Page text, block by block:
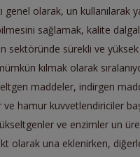
genel olarak, un kullanılarak
sağlamak, kalite
sektöründe sürekli ve
kılmak olarak
maddeler, indirgen
hamur kuvvetlendiriciler
ve enzimler un
olarak una eklenirken,